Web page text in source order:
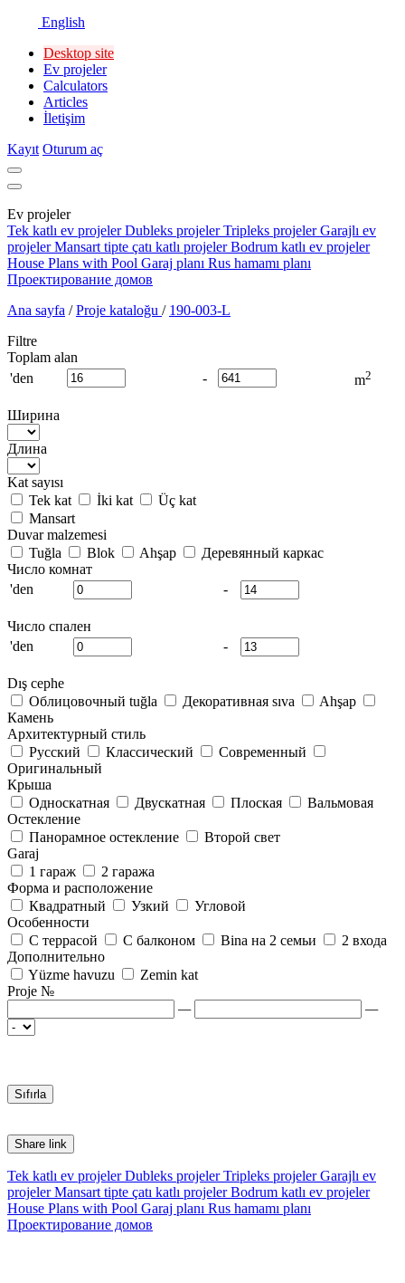
English
Desktop site
Ev projeler
Calculators
Articles
İletişim
Kayıt Oturum aç
Ev projeler
Tek katlı ev projeler Dubleks projeler Tripleks projeler Garajlı ev
projeler Mansart tipte çatı katlı projeler Bodrum katlı ev projeler
House Plans with Pool Garaj planı Rus hamamı planı
Проектирование домов
Ana sayfa / Proje kataloğu / 190-003-L
Filtre
Toplam alan
'den
- m2
Ширина
Длина
Kat sayısı
Tek kat
İki kat
Üç kat
Mansart
Duvar malzemesi
Tuğla
Blok Ahşap
Деревянный каркас
Число комнат
'den
-
Число спален
'den
-
Dış cephe
Облицовочный tuğla
Декоративная sıva
Ahşap
Камень
Архитектурный стиль
Русский
Классический
Современный
Оригинальный
Крыша
Односкатная
Двускатная Плоская
Вальмовая
Остекление
Панорамное остекление
Второй свет
Garaj
1 гараж
2 гаража
Форма и расположение
Квадратный
Узкий
Угловой
Особенности
С террасой
С балконом Bina на 2 семьи
2 входа
Дополнительно
Yüzme havuzu
Zemin kat
Proje №
—
—
Share link
Tek katlı ev projeler Dubleks projeler Tripleks projeler Garajlı ev
projeler Mansart tipte çatı katlı projeler Bodrum katlı ev projeler
House Plans with Pool Garaj planı Rus hamamı planı
Проектирование домов